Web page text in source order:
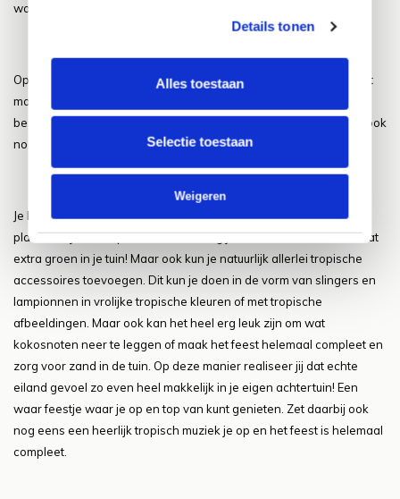
Details tonen
Alles toestaan
Selectie toestaan
Weigeren
wanen.
Op deze manier heb je helemaal niet het gevoel alsof je thuis bent
maar lijkt het net alsof je op vakantie bent naar een tropische
bestemming. Het toevoegen van een tropisch tintje aan je tuin is ook
nog eens heel erg makkelijk!
Je kunt bijvoorbeeld kiezen voor een aantal tropisch ogende
planten in je tuin. Op deze manier zorg je dan ook meteen voor wat
extra groen in je tuin! Maar ook kun je natuurlijk allerlei tropische
accessoires toevoegen. Dit kun je doen in de vorm van slingers en
lampionnen in vrolijke tropische kleuren of met tropische
afbeeldingen. Maar ook kan het heel erg leuk zijn om wat
kokosnoten neer te leggen of maak het feest helemaal compleet en
zorg voor zand in de tuin. Op deze manier realiseer jij dat echte
eiland gevoel zo even heel makkelijk in je eigen achtertuin! Een
waar feestje waar je op en top van kunt genieten. Zet daarbij ook
nog eens een heerlijk tropisch muziek je op en het feest is helemaal
compleet.